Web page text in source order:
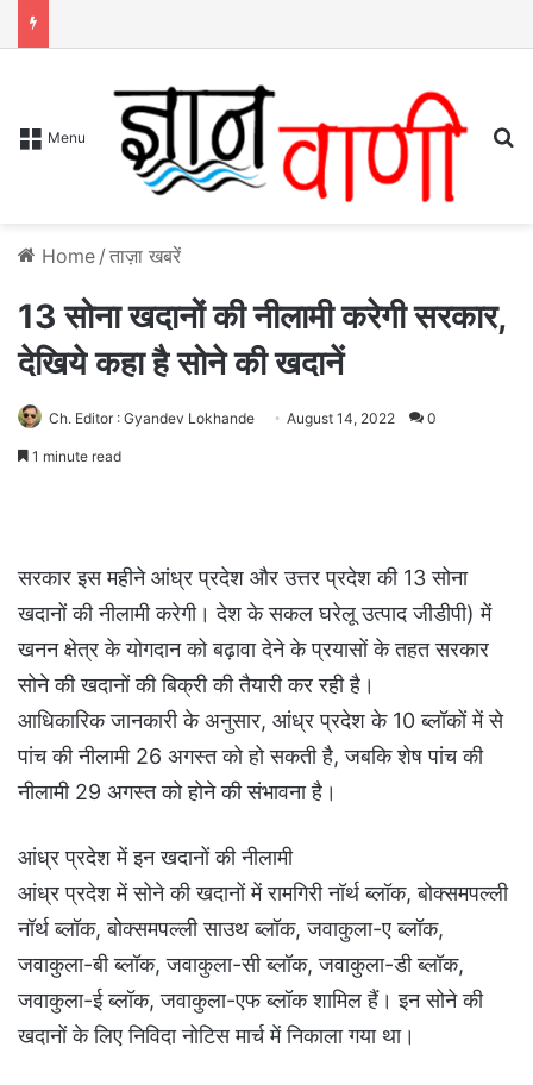
Menu
Home / ताज़ा खबरें
13 सोना खदानों की नीलामी करेगी सरकार,
देखिये कहा है सोने की खदानें
Ch. Editor : Gyandev Lokhande August 14, 2022 0
1 minute read
सरकार इस महीने आंध्र प्रदेश और उत्तर प्रदेश की 13 सोना
खदानों की नीलामी करेगी। देश के सकल घरेलू उत्पाद जीडीपी) में
खनन क्षेत्र के योगदान को बढ़ावा देने के प्रयासों के तहत सरकार
सोने की खदानों की बिक्री की तैयारी कर रही है।
आधिकारिक जानकारी के अनुसार, आंध्र प्रदेश के 10 ब्लॉकों में से
पांच की नीलामी 26 अगस्त को हो सकती है, जबकि शेष पांच की
नीलामी 29 अगस्त को होने की संभावना है।
आंध्र प्रदेश में इन खदानों की नीलामी
आंध्र प्रदेश में सोने की खदानों में रामगिरी नॉर्थ ब्लॉक, बोक्समपल्ली
नॉर्थ ब्लॉक, बोक्समपल्ली साउथ ब्लॉक, जवाकुला-ए ब्लॉक,
जवाकुला-बी ब्लॉक, जवाकुला-सी ब्लॉक, जवाकुला-डी ब्लॉक,
जवाकुला-ई ब्लॉक, जवाकुला-एफ ब्लॉक शामिल हैं। इन सोने की
खदानों के लिए निविदा नोटिस मार्च में निकाला गया था।